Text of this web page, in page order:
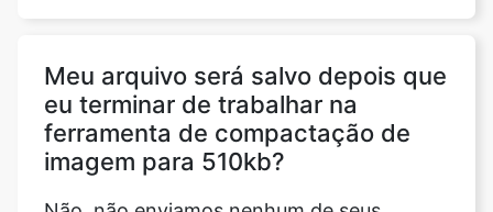
imagem para 510kb?
Não, não enviamos nenhum de seus
arquivos para nossos servidores, todas as
operações são feitas no próprio